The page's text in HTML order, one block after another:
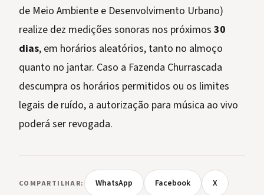
de Meio Ambiente e Desenvolvimento Urbano)
realize dez medições sonoras nos próximos 30
dias, em horários aleatórios, tanto no almoço
quanto no jantar. Caso a Fazenda Churrascada
descumpra os horários permitidos ou os limites
legais de ruído, a autorização para música ao vivo
poderá ser revogada.
COMPARTILHAR: WhatsApp Facebook X